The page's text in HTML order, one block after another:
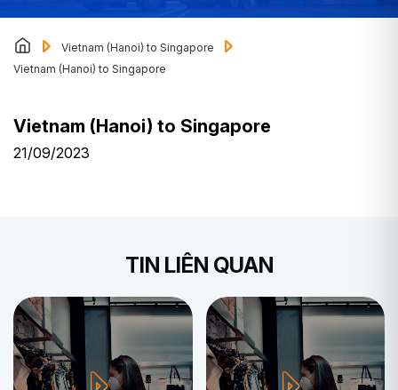
Vietnam (Hanoi) to Singapore
Vietnam (Hanoi) to Singapore
Vietnam (Hanoi) to Singapore
21/09/2023
TIN LIÊN QUAN